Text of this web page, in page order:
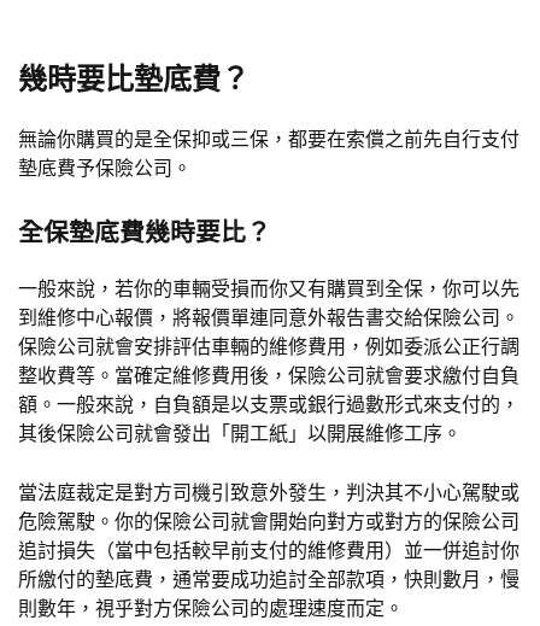
幾時要比墊底費？
無論你購買的是全保抑或三保，都要在索償之前先自行支付
墊底費予保險公司。
全保墊底費幾時要比？
一般來說，若你的車輛受損而你又有購買到全保，你可以先
到維修中心報價，將報價單連同意外報告書交給保險公司。
保險公司就會安排評估車輛的維修費用，例如委派公正行調
整收費等。當確定維修費用後，保險公司就會要求繳付自負
額。一般來說，自負額是以支票或銀行過數形式來支付的，
其後保險公司就會發出「開工紙」以開展維修工序。
當法庭裁定是對方司機引致意外發生，判決其不小心駕駛或
危險駕駛。你的保險公司就會開始向對方或對方的保險公司
追討損失（當中包括較早前支付的維修費用）並一併追討你
所繳付的墊底費，通常要成功追討全部款項，快則數月，慢
則數年，視乎對方保險公司的處理速度而定。